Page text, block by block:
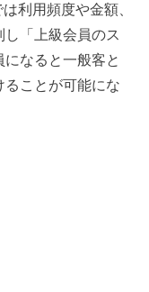
利用頻度や金額、
「上級会員のス
なると一般客と
ことが可能にな